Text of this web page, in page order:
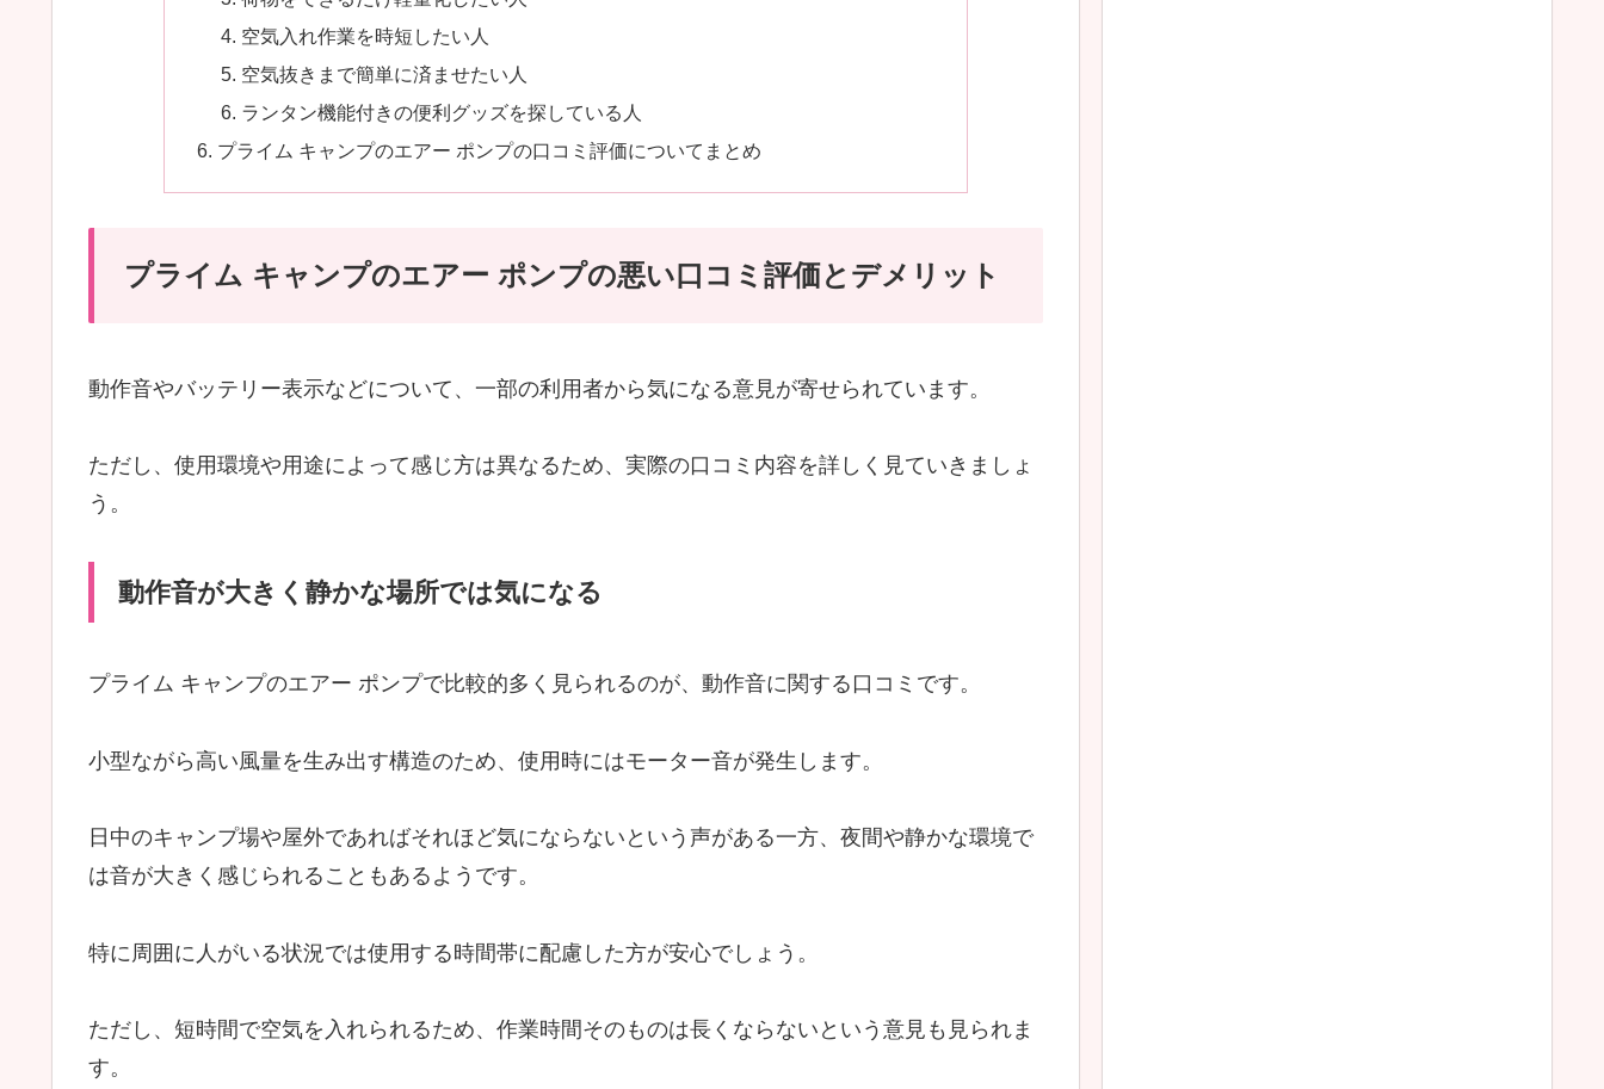
空気入れ作業を時短したい人
空気抜きまで簡単に済ませたい人
ランタン機能付きの便利グッズを探している人
プライム キャンプのエアー ポンプの口コミ評価についてまとめ
プライム キャンプのエアー ポンプの悪い口コミ評価とデメリット
動作音やバッテリー表示などについて、一部の利用者から気になる意見が寄せられています。
ただし、使用環境や用途によって感じ方は異なるため、実際の口コミ内容を詳しく見ていきましょ
う。
動作音が大きく静かな場所では気になる
プライム キャンプのエアー ポンプで比較的多く見られるのが、動作音に関する口コミです。
小型ながら高い風量を生み出す構造のため、使用時にはモーター音が発生します。
日中のキャンプ場や屋外であればそれほど気にならないという声がある一方、夜間や静かな環境で
は音が大きく感じられることもあるようです。
特に周囲に人がいる状況では使用する時間帯に配慮した方が安心でしょう。
ただし、短時間で空気を入れられるため、作業時間そのものは長くならないという意見も見られま
す。